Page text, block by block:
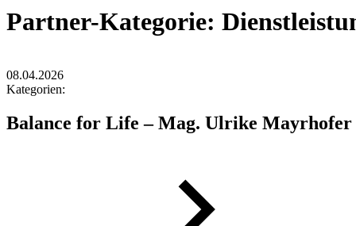
Partner-Kategorie:
08.04.2026
Kategorien:
Balance for Life – Mag. Ulrike Mayrhofer